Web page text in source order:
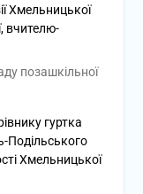
Хмельницької
вчителю-
позашкільної
гуртка
Подільського
Хмельницької